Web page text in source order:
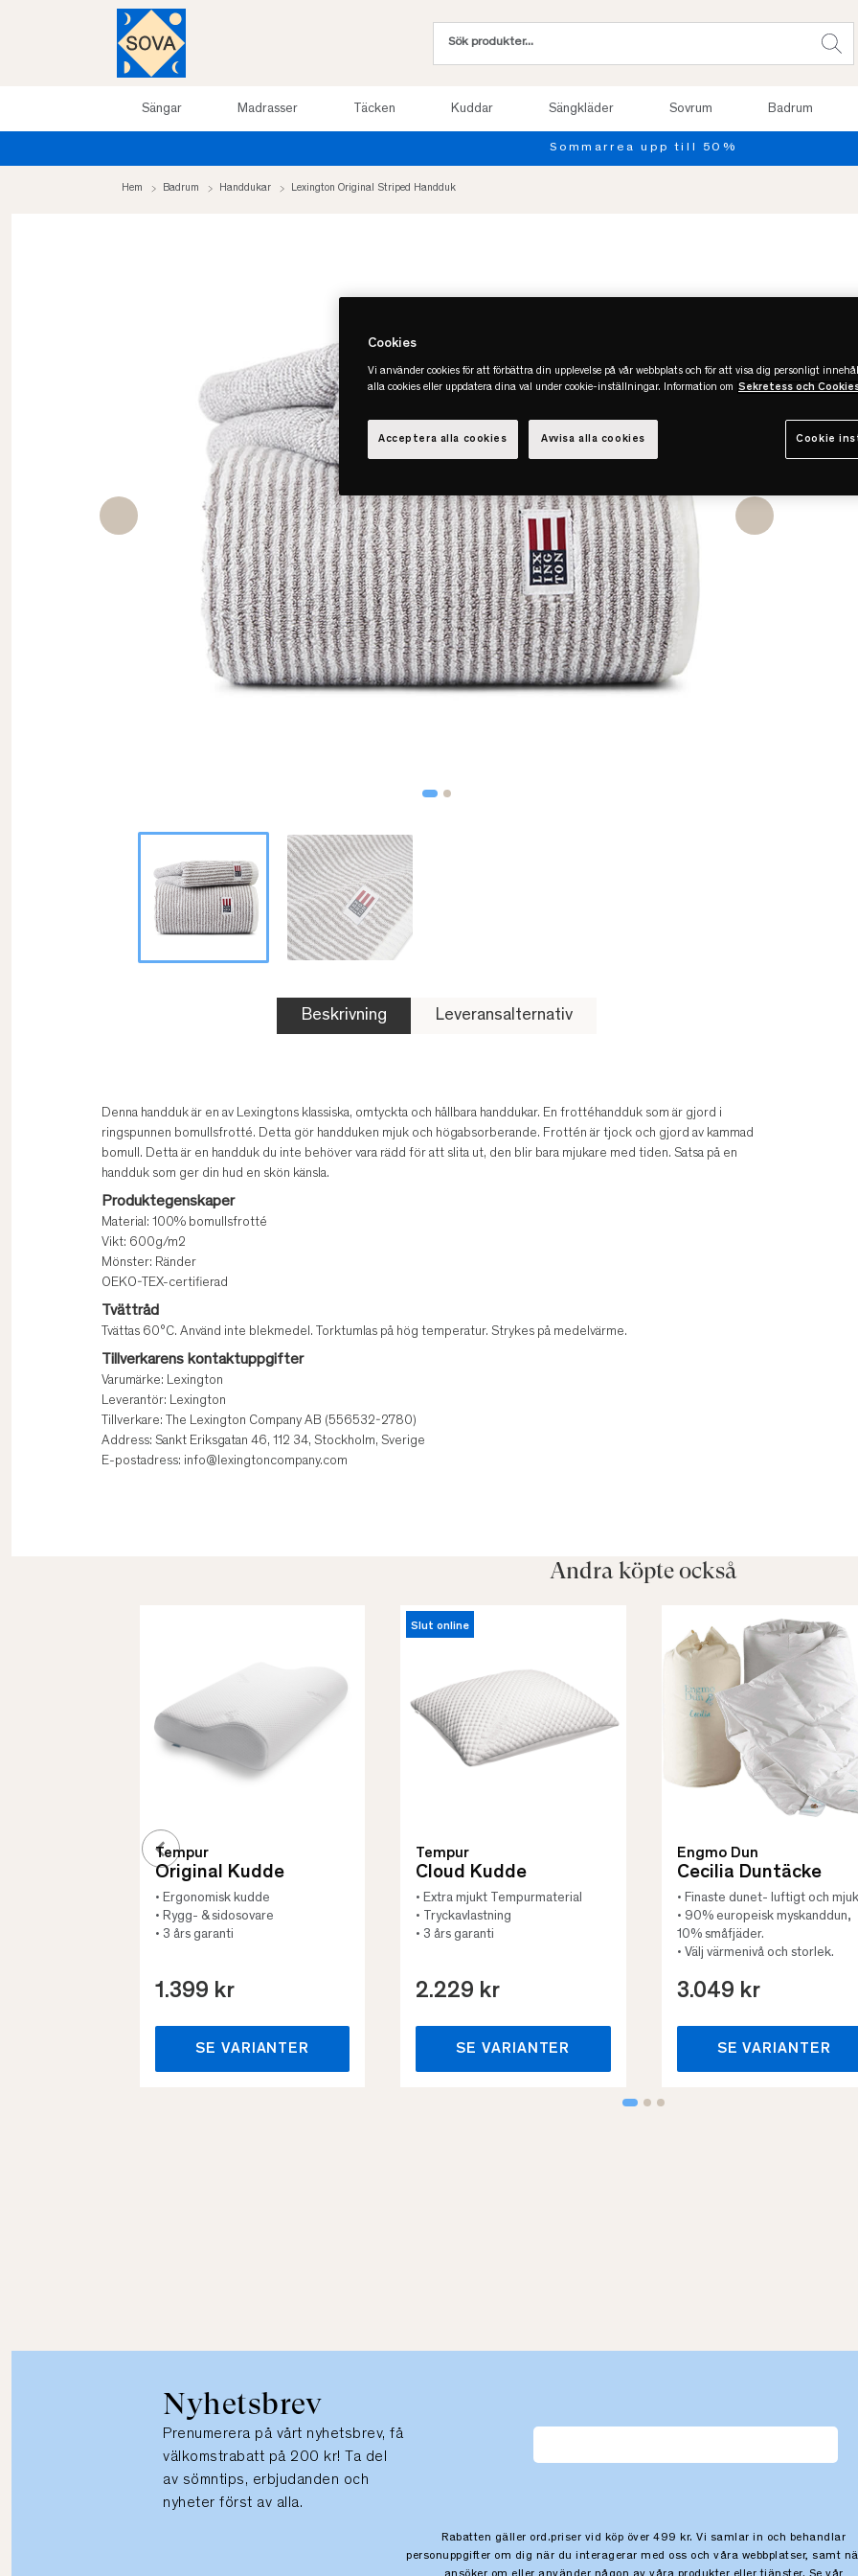
Sängar Madrasser Täcken Kuddar Sängkläder Sovrum Badrum
Hem Badrum Handdukar Lexington Original Striped Handduk
Beskrivning Leveransalternativ
Denna handduk är en av Lexingtons klassiska, omtyckta och hållbara handdukar. En frottéhandduk som är gjord i
ringspunnen bomullsfrotté. Detta gör handduken mjuk och högabsorberande. Frottén är tjock och gjord av kammad
bomull. Detta är en handduk du inte behöver vara rädd för att slita ut, den blir bara mjukare med tiden. Satsa på en
handduk som ger din hud en skön känsla.
Produktegenskaper
Material: 100% bomullsfrotté
Vikt: 600g/m2
Mönster: Ränder
OEKO-TEX-certifierad
Tvättråd
Tvättas 60°C. Använd inte blekmedel. Torktumlas på hög temperatur. Strykes på medelvärme.
Tillverkarens kontaktuppgifter
Varumärke: Lexington
Leverantör: Lexington
Tillverkare: The Lexington Company AB (556532-2780)
Address: Sankt Eriksgatan 46, 112 34, Stockholm, Sverige
E-postadress: info@lexingtoncompany.com
Andra köpte också
Tempur
Original Kudde
• Ergonomisk kudde
• Rygg- & sidosovare
• 3 års garanti
1.399 kr
SE VARIANTER
Slut online
Tempur
Cloud Kudde
• Extra mjukt Tempurmaterial
• Tryckavlastning
• 3 års garanti
2.229 kr
SE VARIANTER
Engmo Dun
Cecilia Duntäcke
• Finaste dunet- luftigt och
• 90% europeisk myskanddun,
10% småfjäder.
• Välj värmenivå och storlek.
3.049 kr
SE VARIANTER
Nyhetsbrev
Prenumerera på vårt nyhetsbrev, få
välkomstrabatt på 200 kr! Ta del
av sömntips, erbjudanden och
nyheter först av alla.
Rabatten gäller ord.priser vid köp över 499 kr. Vi samlar in och behandlar
personuppgifter om dig när du interagerar med oss och våra webbplatser, samt
Cookies
Vi använder cookies för att förbättra din upplevelse på vår webbplats och för att visa dig personligt
alla cookies eller uppdatera dina val under cookie-inställningar. Information om Sekretess och
Cookie
Avvisa alla cookies
Acceptera alla cookies